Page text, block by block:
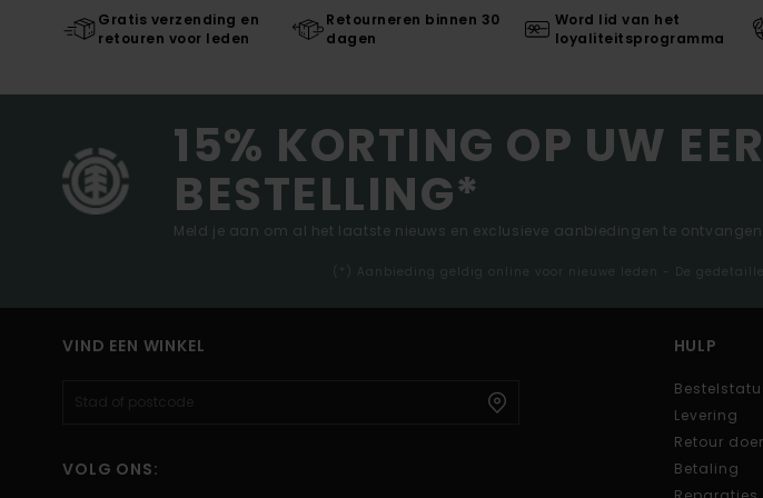
Gratis verzending en
retouren voor leden
Retourneren binnen 30
dagen
Word lid van het
loyaliteitsprogramma
15% KORTING OP UW
BESTELLING*
Meld je aan om al het laatste nieuws en exclusieve aanbiedingen te ontvangen.
(*) Aanbieding geldig online voor nieuwe leden - De
VIND EEN WINKEL
VOLG ONS:
HULP
Levering
Retour
Betaling